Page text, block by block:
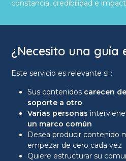
constancia, credibilidad e
¿Necesito una guía
Este servicio es relevante si :
Sus contenidos carecen
soporte a otro
Varias personas
un marco común
Desea producir contenido
empezar de cero cada vez
Quiere estructurar su